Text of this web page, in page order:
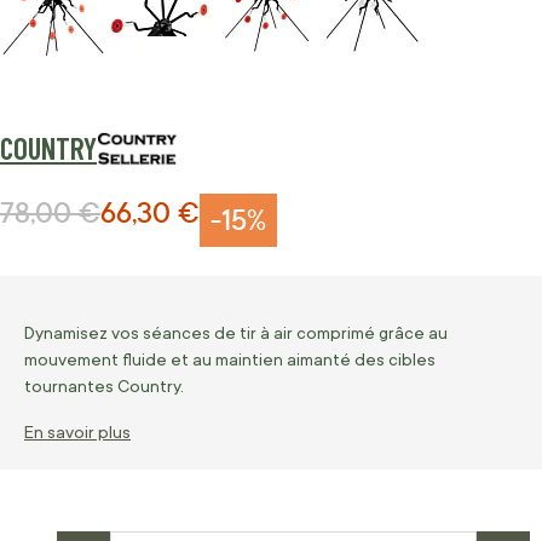
COUNTRY
-15%
Prix Spécial
66,30 €
Prix normal
78,00 €
Dynamisez vos séances de tir à air comprimé grâce au
mouvement fluide et au maintien aimanté des cibles
tournantes Country.
En savoir plus